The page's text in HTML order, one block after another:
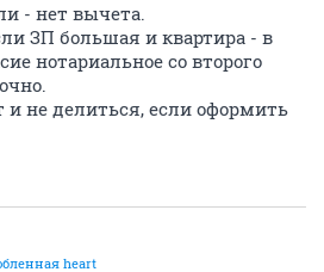
- нет вычета.
ЗП большая и квартира - в
нотариальное со второго
не делиться, если оформить
heart